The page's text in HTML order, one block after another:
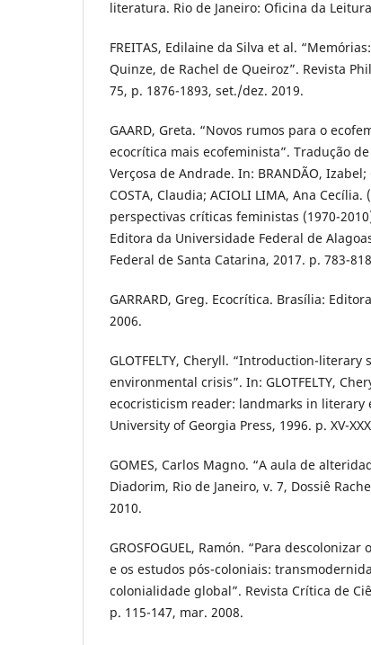
literatura. Rio de Janeiro: Oficina da
FREITAS, Edilaine da Silva et al.
Quinze, de Rachel de Queiroz”. Revista
75, p. 1876-1893, set./dez. 2019.
GAARD, Greta. “Novos rumos para o
ecocrítica mais ecofeminista”. Tradução
Verçosa de Andrade. In: BRANDÃO, Izabel;
COSTA, Claudia; ACIOLI LIMA, Ana
perspectivas críticas feministas (1970-
Editora da Universidade Federal de
Federal de Santa Catarina, 2017. p. 783-
GARRARD, Greg. Ecocrítica. Brasília:
2006.
GLOTFELTY, Cheryll. “Introduction-
environmental crisis”. In: GLOTFELTY,
ecocristicism reader: landmarks in literary
University of Georgia Press, 1996. p. XV-
GOMES, Carlos Magno. “A aula de
Diadorim, Rio de Janeiro, v. 7, Dossiê
2010.
GROSFOGUEL, Ramón. “Para
e os estudos pós-coloniais:
colonialidade global”. Revista Crítica de
p. 115-147, mar. 2008.